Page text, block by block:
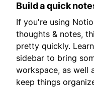
Build a quick
If you're using
thoughts & notes,
pretty quickly.
sidebar to bring
workspace, as well
keep things